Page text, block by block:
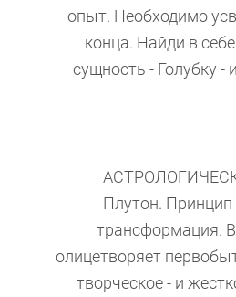
опыт. Необходимо
конца. Найди в
сущность - Голубку -
Плутон.
трансформация.
олицетворяет
творческое - и